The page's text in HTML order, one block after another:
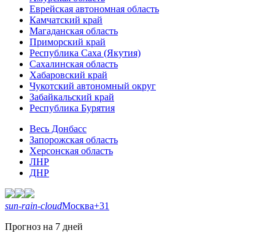
Еврейская автономная область
Камчатский край
Магаданская область
Приморский край
Республика Саха (Якутия)
Сахалинская область
Хабаровский край
Чукотский автономный округ
Забайкальский край
Республика Бурятия
Весь Донбасс
Запорожская область
Херсонская область
ЛНР
ДНР
sun-rain-cloudМосква+31
Прогноз на 7 дней